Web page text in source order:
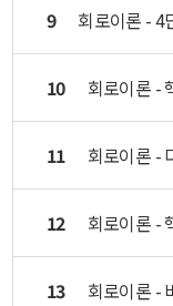
9 회로이론 - 4
10 회로이론 -
11 회로이론 -
12 회로이론 -
13 회로이론 -